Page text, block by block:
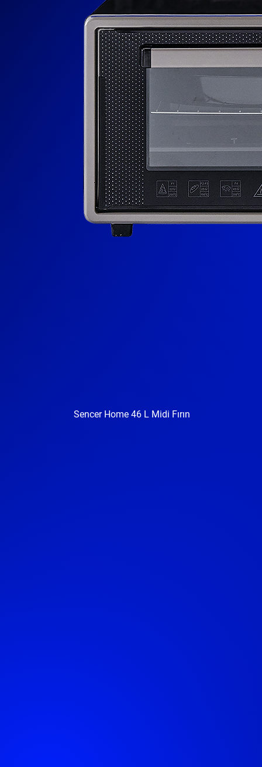
Sencer Home 46 L Midi Fırın